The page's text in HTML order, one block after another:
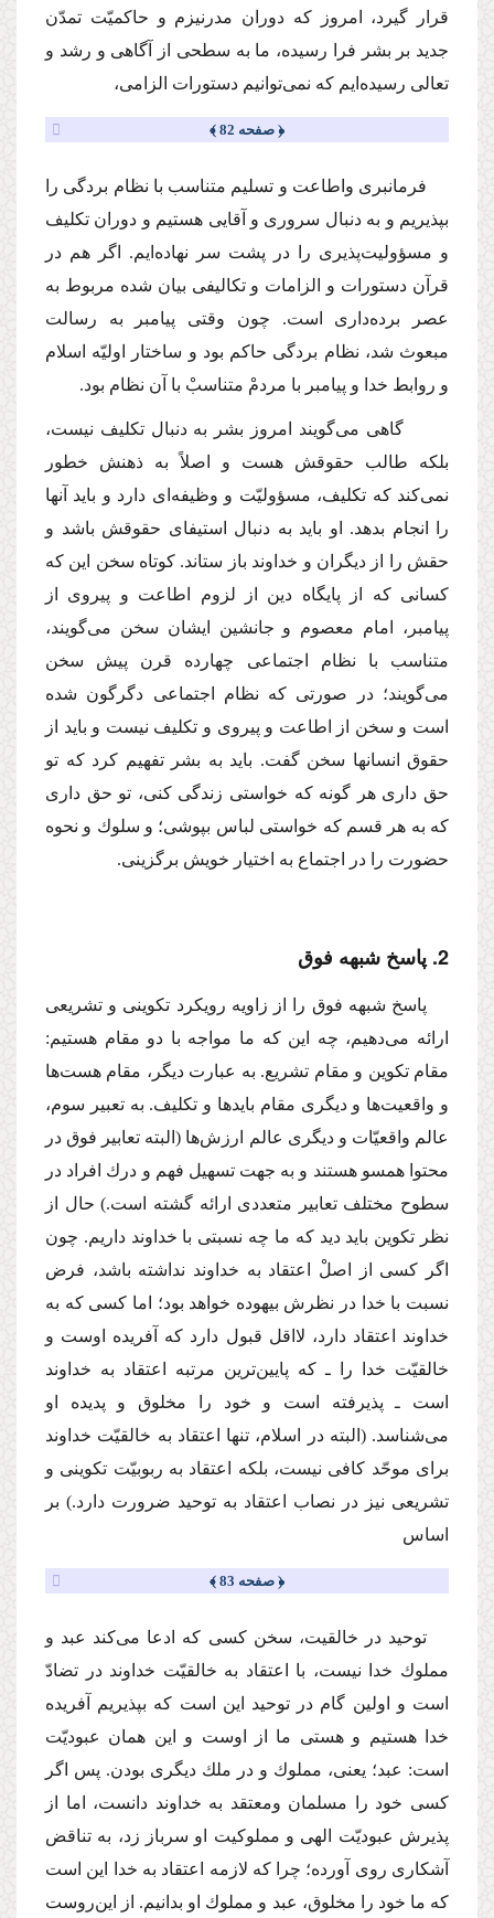
قرار گیرد، امروز كه دوران مدرنیزم و حاكمیّت تمدّن
جدید بر بشر فرا رسیده، ما به سطحى از آگاهى و رشد و
تعالى رسیده‌ایم كه نمى‌توانیم دستورات الزامى،
﴿ صفحه 82 ﴾
فرمانبرى واطاعت و تسلیم متناسب با نظام بردگى را
بپذیریم و به دنبال سرورى و آقایى هستیم و دوران تكلیف
و مسؤولیت‌پذیرى را در پشت سر نهاده‌ایم. اگر هم در
قرآن دستورات و الزامات و تكالیفى بیان شده مربوط به
عصر برده‌دارى است. چون وقتى پیامبر به رسالت
مبعوث شد، نظام بردگى حاكم بود و ساختار اولیّه اسلام
و روابط خدا و پیامبر با مردمْ متناسبْ با آن نظام بود.
گاهى مى‌گویند امروز بشر به دنبال تكلیف نیست،
بلكه طالب حقوقش هست و اصلاً به ذهنش خطور
نمى‌كند كه تكلیف، مسؤولیّت و وظیفه‌اى دارد و باید آنها
را انجام بدهد. او باید به دنبال استیفاى حقوقش باشد و
حقش را از دیگران و خداوند باز ستاند. كوتاه سخن این كه
كسانى كه از پایگاه دین از لزوم اطاعت و پیروى از
پیامبر، امام معصوم و جانشین ایشان سخن مى‌گویند،
متناسب با نظام اجتماعى چهارده قرن پیش سخن
مى‌گویند؛ در صورتى كه نظام اجتماعى دگرگون شده
است و سخن از اطاعت و پیروى و تكلیف نیست و باید از
حقوق انسانها سخن گفت. باید به بشر تفهیم كرد كه تو
حق دارى هر گونه كه خواستى زندگى كنى، تو حق دارى
كه به هر قسم كه خواستى لباس بپوشى؛ و سلوك و نحوه
حضورت را در اجتماع به اختیار خویش برگزینى.
2. پاسخ شبهه فوق
پاسخ شبهه فوق را از زاویه رویكرد تكوینى و تشریعى
ارائه مى‌دهیم، چه این كه ما مواجه با دو مقام هستیم:
مقام تكوین و مقام تشریع. به عبارت دیگر، مقام هست‌ها
و واقعیت‌ها و دیگرى مقام بایدها و تكلیف. به تعبیر سوم،
عالم واقعیّات و دیگرى عالم ارزش‌ها (البته تعابیر فوق در
محتوا همسو هستند و به جهت تسهیل فهم و درك افراد در
سطوح مختلف تعابیر متعددى ارائه گشته است.) حال از
نظر تكوین باید دید كه ما چه نسبتى با خداوند داریم. چون
اگر كسى از اصلْ اعتقاد به خداوند نداشته باشد، فرض
نسبت با خدا در نظرش بیهوده خواهد بود؛ اما كسى كه به
خداوند اعتقاد دارد، لااقل قبول دارد كه آفریده اوست و
خالقیّت خدا را ـ كه پایین‌ترین مرتبه اعتقاد به خداوند
است ـ پذیرفته است و خود را مخلوق و پدیده او
مى‌شناسد. (البته در اسلام، تنها اعتقاد به خالقیّت خداوند
براى موحّد كافى نیست، بلكه اعتقاد به ربوبیّت تكوینى و
تشریعى نیز در نصاب اعتقاد به توحید ضرورت دارد.) بر
اساس
﴿ صفحه 83 ﴾
توحید در خالقیت، سخن كسى كه ادعا مى‌كند عبد و
مملوك خدا نیست، با اعتقاد به خالقیّت خداوند در تضادّ
است و اولین گام در توحید این است كه بپذیریم آفریده
خدا هستیم و هستى ما از اوست و این همان عبودیّت
است: عبد؛ یعنى، مملوك و در ملك دیگرى بودن. پس اگر
كسى خود را مسلمان ومعتقد به خداوند دانست، اما از
پذیرش عبودیّت الهى و مملوكیت او سرباز زد، به تناقض
آشكارى روى آورده؛ چرا كه لازمه اعتقاد به خدا این است
كه ما خود را مخلوق، عبد و مملوك او بدانیم. از این‌روست